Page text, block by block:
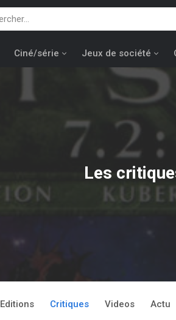
Ciné/série Jeux de société
Les
Editions Critiques Videos Actu